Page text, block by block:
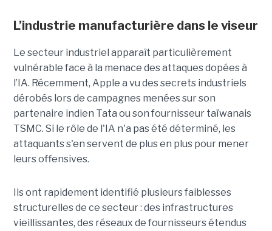
L’industrie manufacturière dans le viseur
Le secteur industriel apparaît particulièrement
vulnérable face à la menace des attaques dopées à
l’IA. Récemment, Apple a vu des secrets industriels
dérobés lors de campagnes menées sur son
partenaire indien Tata ou son fournisseur taïwanais
TSMC. Si le rôle de l'IA n'a pas été déterminé, les
attaquants s'en servent de plus en plus pour mener
leurs offensives.
Ils ont rapidement identifié plusieurs faiblesses
structurelles de ce secteur : des infrastructures
vieillissantes, des réseaux de fournisseurs étendus